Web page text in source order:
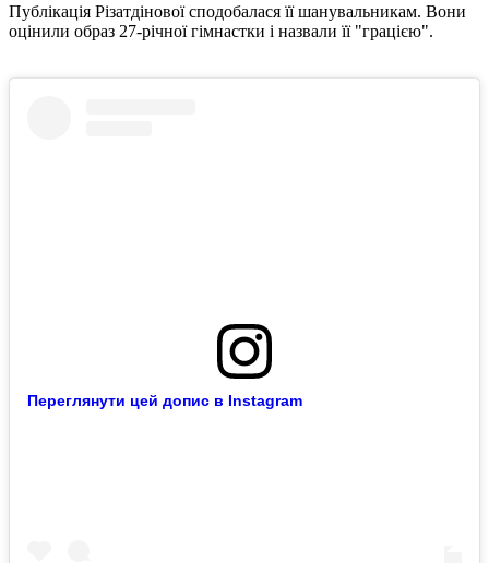
Публікація Різатдінової сподобалася її шанувальникам. Вони
оцінили образ 27-річної гімнастки і назвали її "грацією".
Переглянути цей допис в Instagram